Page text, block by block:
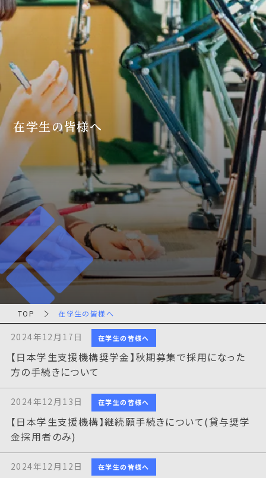
在学生の皆様へ
TOP 在学生の皆様へ
2024年12月17日 在学生の皆様へ
【日本学生支援機構奨学金】秋期募集で採用になった
方の手続きについて
2024年12月13日 在学生の皆様へ
【日本学生支援機構】継続願手続きについて(貸与奨学
金採用者のみ)
2024年12月12日 在学生の皆様へ